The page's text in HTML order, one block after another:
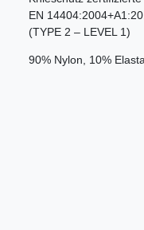
EN
(TYPE 2 – LEVEL 1)
90% Nylon, 10%